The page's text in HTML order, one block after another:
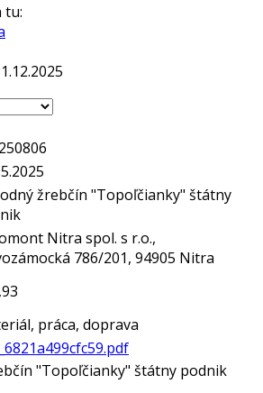
tu:
žrebčín "Topoľčianky" štátny
Nitra spol. s r.o.,
786/201, 94905 Nitra
práca, doprava
"Topoľčianky" štátny podnik